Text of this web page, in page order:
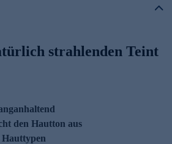
antioxidativ, antimikrobiell und hilft,
Feuchtigkeitsspender,
und sorgt für ein frisches
ist eine Form von Hyaluronsäure,
Feuchtigkeitsgehalt der Haut zu
pralles, glattes Hautbild zu
strahlenden Teint
den Hautton aus